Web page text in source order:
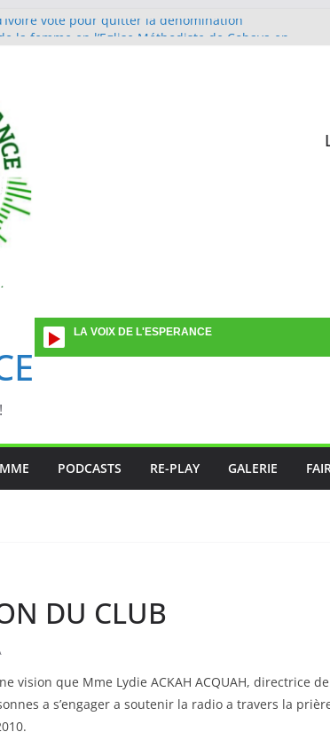
vote pour quitter la dénomination
la femme en l’Eglise Méthodiste de Cobaya en
DE COTE D’IVOIRE
des investigateurs sites de l’enquête de
ponctuelle sur l’utilisation des antibiotiques :
de superviseurs formés
du Mpox : l’IPCI est en charge de la confirmation
LA VOIX DE L'ESPERANCE
PODCASTS RE-PLAY GALERIE
DU CLUB
vision que Mme Lydie ACKAH ACQUAH, directrice
a s’engager a soutenir la radio a travers la